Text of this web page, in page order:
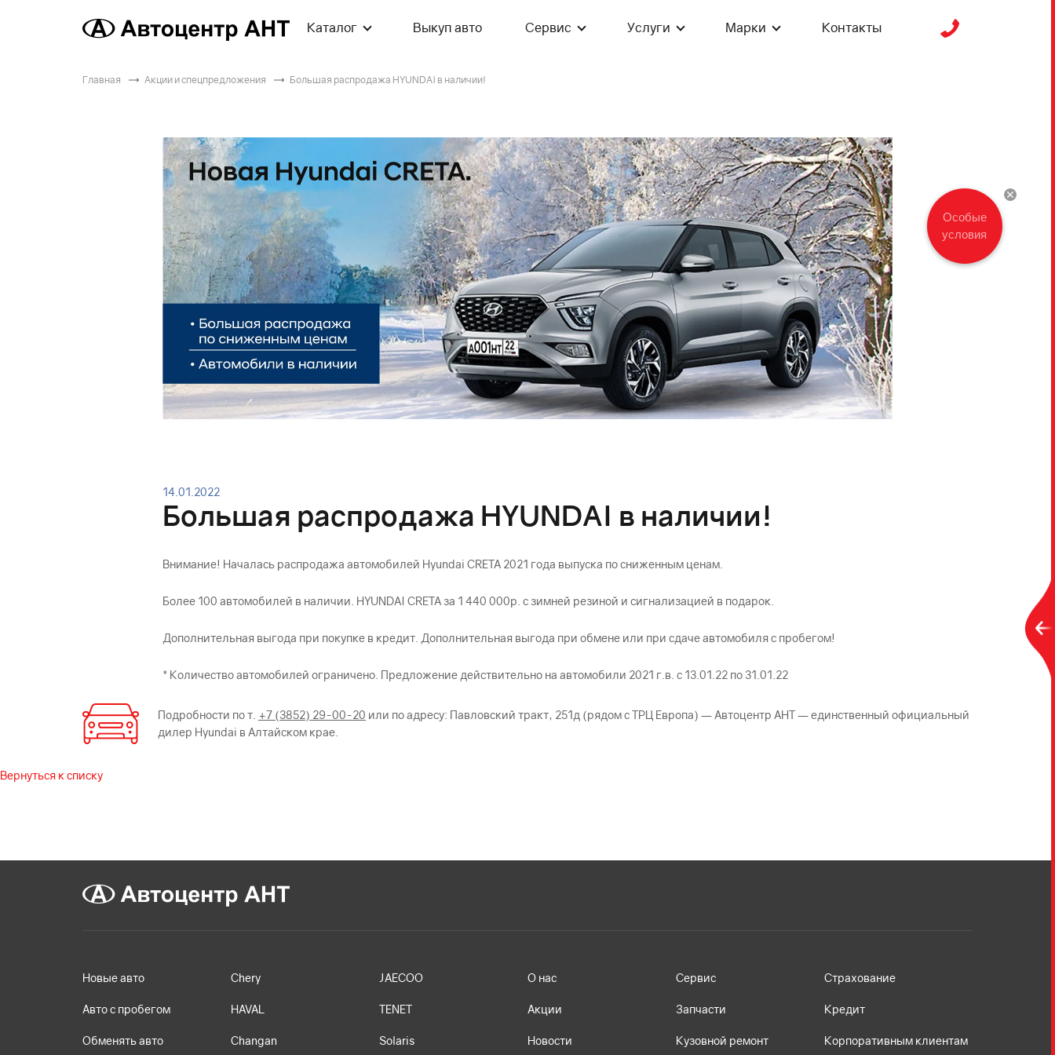
Каталог Выкуп авто Сервис Услуги Марки Контакты
Главная Акции и спецпредложения Большая распродажа HYUNDAI в наличии!
14.01.2022
Большая распродажа HYUNDAI в наличии!
Внимание! Началась распродажа автомобилей Hyundai CRETA 2021 года выпуска по сниженным ценам.
Более 100 автомобилей в наличии. HYUNDAI CRETA за 1 440 000р. с зимней резиной и сигнализацией в подарок.
Дополнительная выгода при покупке в кредит. Дополнительная выгода при обмене или при сдаче автомобиля с пробегом!
* Количество автомобилей ограничено. Предложение действительно на автомобили 2021 г.в. с 13.01.22 по 31.01.22
Подробности по т. +7 (3852) 29-00-20 или по адресу: Павловский тракт, 251д (рядом с ТРЦ Европа) — Автоцентр АНТ — единственный официальный
дилер Hyundai в Алтайском крае.
Вернуться к списку
Новые авто
Авто с пробегом
Обменять авто
Chery
HAVAL
Changan
JAECOO
TENET
Solaris
О нас
Акции
Новости
Сервис
Запчасти
Кузовной ремонт
Страхование
Кредит
Корпоративным клиентам